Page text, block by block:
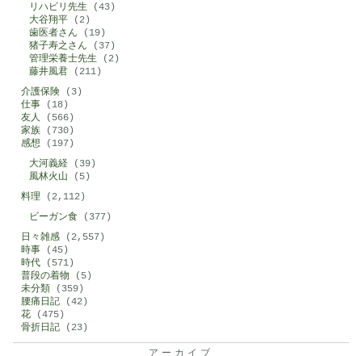
リハビリ先生 (43)
大谷翔平 (2)
歯医者さん (19)
猪子寿之さん (37)
管理栄養士先生 (2)
藤井風君 (211)
介護保険 (3)
仕事 (18)
友人 (566)
家族 (730)
感想 (197)
大河義経 (39)
風林火山 (5)
料理 (2,112)
ビーガン食 (377)
日々雑感 (2,557)
時事 (45)
時代 (571)
普段の着物 (5)
未分類 (359)
腰痛日記 (42)
花 (475)
骨折日記 (23)
アーカイブ